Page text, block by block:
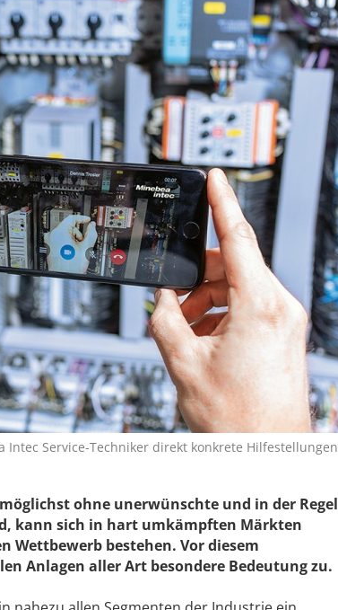
Service-Techniker direkt konkrete Hilfestellungen
ohne unerwünschte und in der Regel
kann sich in hart umkämpften Märkten
Wettbewerb bestehen. Vor diesem
Anlagen aller Art besondere Bedeutung zu.